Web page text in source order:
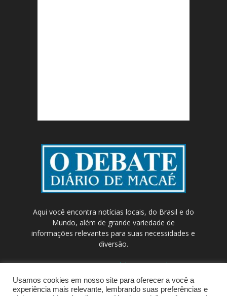
Aqui você encontra notícias locais, do Brasil e do
Mundo, além de grande variedade de
informações relevantes para suas necessidades e
diversão.
Contato:contato@odebateon.com.br /
comercia@odebateon.com.br
Usamos cookies em nosso site para oferecer a você a
experiência mais relevante, lembrando suas preferências e